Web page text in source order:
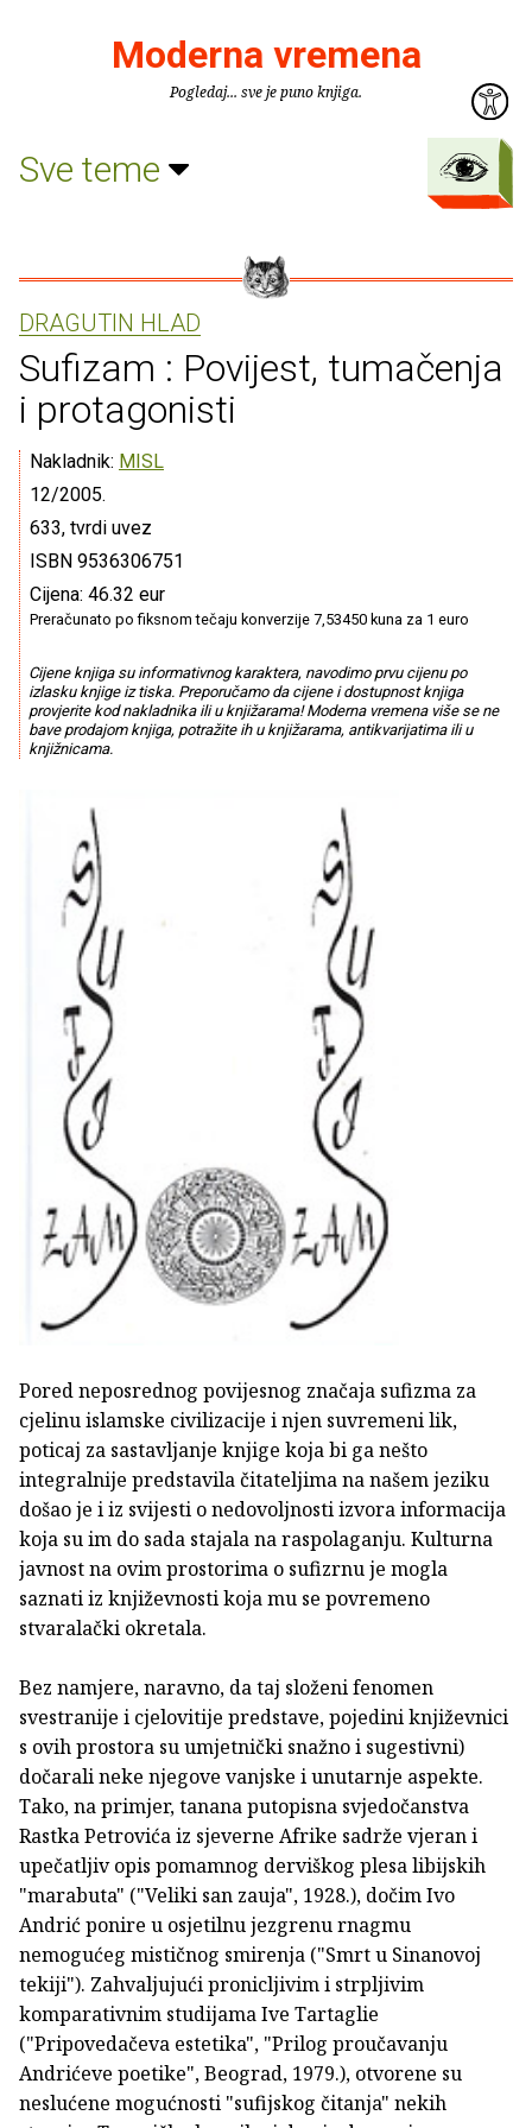
Moderna vremena
Pogledaj... sve je puno knjiga.
Sve teme
DRAGUTIN HLAD
Sufizam : Povijest, tumačenja
i protagonisti
Nakladnik: MISL
12/2005.
633, tvrdi uvez
ISBN 9536306751
Cijena: 46.32 eur
Preračunato po fiksnom tečaju konverzije 7,53450 kuna za 1 euro
Cijene knjiga su informativnog karaktera, navodimo prvu cijenu po
izlasku knjige iz tiska. Preporučamo da cijene i dostupnost knjiga
provjerite kod nakladnika ili u knjižarama! Moderna vremena više se ne
bave prodajom knjiga, potražite ih u knjižarama, antikvarijatima ili u
knjižnicama.
Pored neposrednog povijesnog značaja sufizma za
cjelinu islamske civilizacije i njen suvremeni lik,
poticaj za sastavljanje knjige koja bi ga nešto
integralnije predstavila čitateljima na našem jeziku
došao je i iz svijesti o nedovoljnosti izvora informacija
koja su im do sada stajala na raspolaganju. Kulturna
javnost na ovim prostorima o sufizrnu je mogla
saznati iz književnosti koja mu se povremeno
stvaralački okretala.
Bez namjere, naravno, da taj složeni fenomen
svestranije i cjelovitije predstave, pojedini književnici
s ovih prostora su umjetnički snažno i sugestivni)
dočarali neke njegove vanjske i unutarnje aspekte.
Tako, na primjer, tanana putopisna svjedočanstva
Rastka Petrovića iz sjeverne Afrike sadrže vjeran i
upečatljiv opis pomamnog derviškog plesa libijskih
"marabuta" ("Veliki san zauja", 1928.), dočim Ivo
Andrić ponire u osjetilnu jezgrenu rnagmu
nemogućeg mističnog smirenja ("Smrt u Sinanovoj
tekiji"). Zahvaljujući pronicljivim i strpljivim
komparativnim studijama Ive Tartaglie
("Pripovedačeva estetika", "Prilog proučavanju
Andrićeve poetike", Beograd, 1979.), otvorene su
neslućene mogućnosti "sufijskog čitanja" nekih